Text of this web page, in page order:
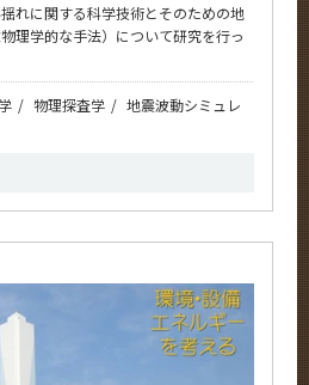
れに関する科学技術とそのための地
理学的な手法）について研究を行っ
物理探査学
地震波動シミュレ